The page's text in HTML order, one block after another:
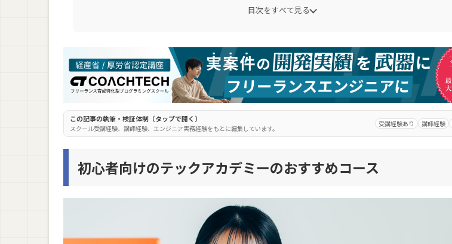
主婦・ママ向けのテックアカデミーのおすすめコース
Webデザインコース
UI/UXデザインコース
まとめ：テックアカデミーのおすすめコースを目的別でご紹介
目次をすべて見る
この記事の執筆・検証体制（タップで開く）
スクール受講経験、講師経験、エンジニア実務経験をもとに編集しています。
受講経験あり 講師経験
初心者向けのテックアカデミーのおすすめコース